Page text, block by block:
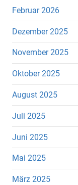
Februar 2026
Dezember 2025
November 2025
Oktober 2025
August 2025
Juli 2025
Juni 2025
Mai 2025
März 2025